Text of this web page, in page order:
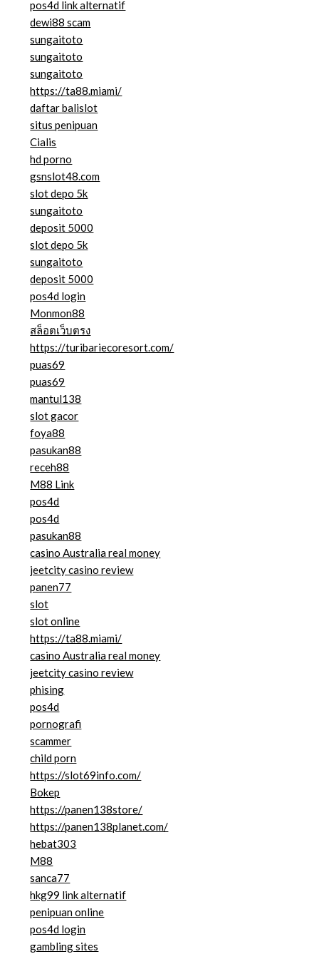
pos4d link alternatif
dewi88 scam
sungaitoto
sungaitoto
sungaitoto
https://ta88.miami/
daftar balislot
situs penipuan
Cialis
hd porno
gsnslot48.com
slot depo 5k
sungaitoto
deposit 5000
slot depo 5k
sungaitoto
deposit 5000
pos4d login
Monmon88
สล็อตเว็บตรง
https://turibariecoresort.com/
puas69
puas69
mantul138
slot gacor
foya88
pasukan88
receh88
M88 Link
pos4d
pos4d
pasukan88
casino Australia real money
jeetcity casino review
panen77
slot
slot online
https://ta88.miami/
casino Australia real money
jeetcity casino review
phising
pos4d
pornografi
scammer
child porn
https://slot69info.com/
Bokep
https://panen138store/
https://panen138planet.com/
hebat303
M88
sanca77
hkg99 link alternatif
penipuan online
pos4d login
gambling sites